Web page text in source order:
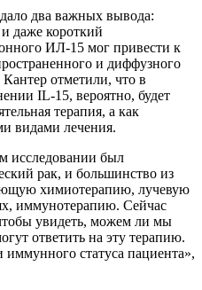
два важных вывода:
даже короткий
ИЛ-15 мог привести к
и диффузного
отметили, что в
IL-15, вероятно, будет
терапия, а как
видами лечения.
исследовании был
рак, и большинство из
химиотерапию, лучевую
иммунотерапию. Сейчас
увидеть, можем ли мы
ответить на эту терапию.
статуса пациента»,